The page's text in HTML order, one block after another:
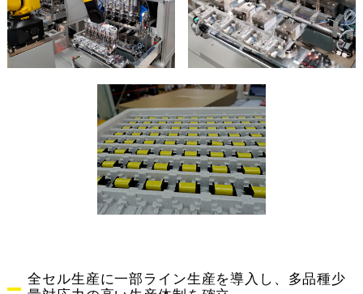
全セル生産に一部ライン生産を導入し、多品種少